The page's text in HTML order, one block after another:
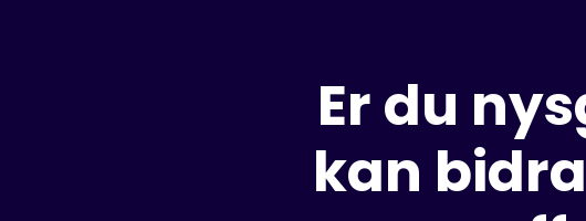
Er du
kan